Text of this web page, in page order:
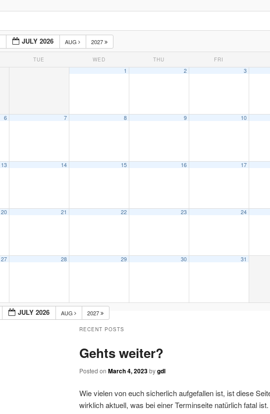
JULY 2026 AUG 2027
TUE WED THU FRI
1 2 3
6 7 8 9 10
13 14 15 16 17
20 21 22 23 24
27 28 29 30 31
JULY 2026 AUG 2027
RECENT POSTS
Gehts weiter?
Posted on March 4, 2023bygdl
Wie vielen von euch sicherlich aufgefallen ist, ist diese
wirklich aktuell, was bei einer Terminseite natürlich fatal